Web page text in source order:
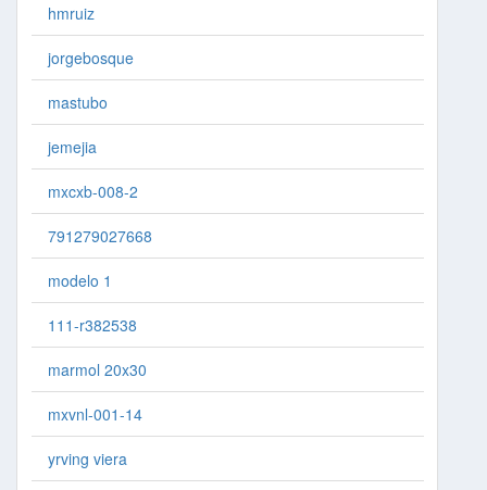
hmruiz
jorgebosque
mastubo
jemejia
mxcxb-008-2
791279027668
modelo 1
111-r382538
marmol 20x30
mxvnl-001-14
yrving viera